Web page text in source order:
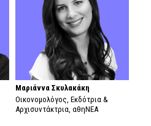
Μαριάννα Σκυλακάκη
Οικονομολόγος, Εκδότρια &
Αρχισυντάκτρια, αθηΝΕΑ